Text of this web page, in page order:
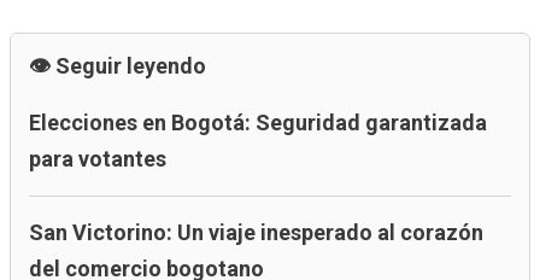
Seguir leyendo
Elecciones en Bogotá: Seguridad garantizada
para votantes
San Victorino: Un viaje inesperado al corazón
del comercio bogotano